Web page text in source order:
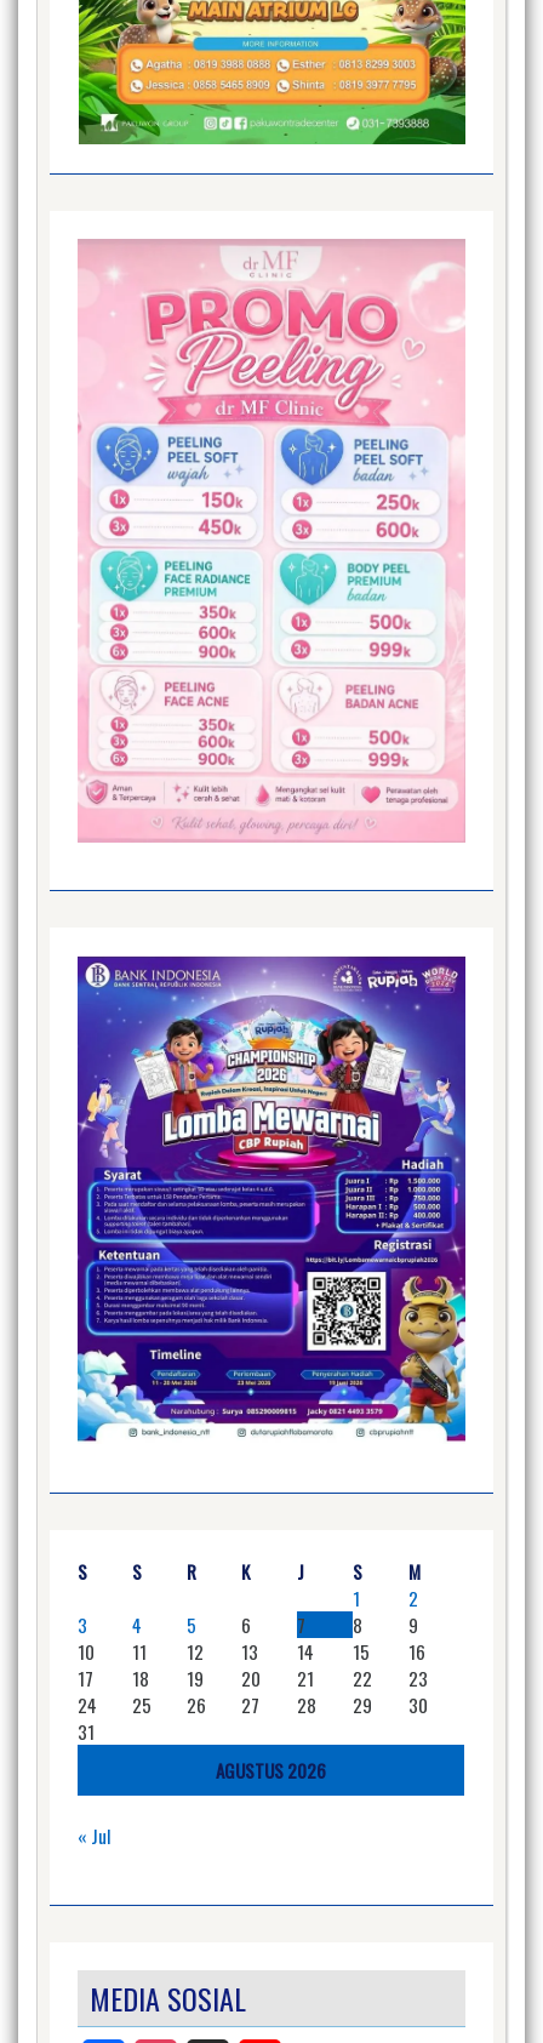
AGUSTUS 2026
S S R K J S
M
1
2
3
4 5 6 7 8
9
10
11 12 13 14 15
16
17
18 19 20 21 22
23
24
25 26 27 28 29
30
31
« Jul
MEDIA SOSIAL